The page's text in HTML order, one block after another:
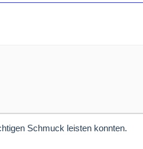
Schmuck leisten konnten.